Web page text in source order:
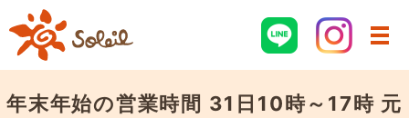
年末年始の営業時間 31日10時～17時 元